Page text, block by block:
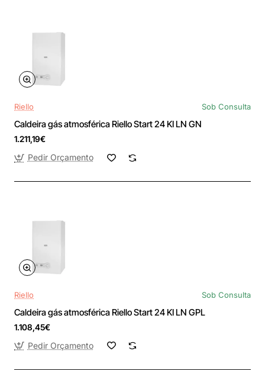
Riello Sob Consulta
Caldeira gás atmosférica Riello Start 24 KI LN GN
1.211,19€
Pedir Orçamento
Riello Sob Consulta
Caldeira gás atmosférica Riello Start 24 KI LN GPL
1.108,45€
Pedir Orçamento